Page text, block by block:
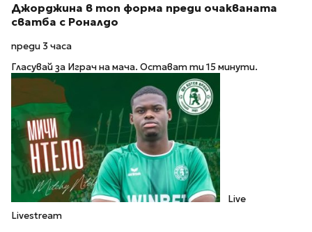
Джорджина в топ форма преди очакваната
сватба с Роналдо
преди 3 часа
Гласувай за Играч на мача. Остават ти 15 минути.
Live
Livestream